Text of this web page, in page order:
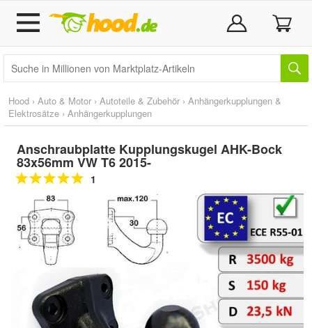
Hood › Auto & Motor › Autoteile & Zubehör › Anhängerkupplungen &
Elektrosätze › Anhängerkupplungen
Anschraubplatte Kupplungskugel AHK-Bock
83x56mm VW T6 2015-
1